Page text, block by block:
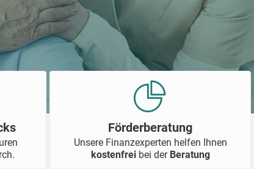
Förderberatung
Unsere Finanzexperten helfen Ihnen
kostenfrei bei der Beratung